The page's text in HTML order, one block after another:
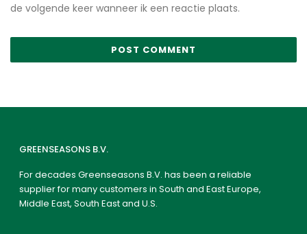
de volgende keer wanneer ik een reactie plaats.
GREENSEASONS B.V.
For decades Greenseasons B.V. has been a reliable
supplier for many customers in South and East Europe,
Middle East, South East and U.S.